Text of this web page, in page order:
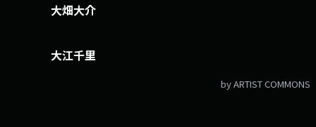
大畑大介
大江千里
by ARTIST COMMONS